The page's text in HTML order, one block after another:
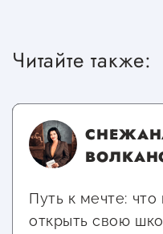
Читайте также:
Путь к мечте:
открыть свою